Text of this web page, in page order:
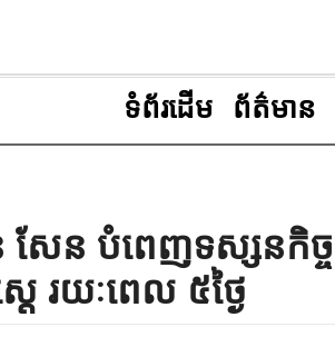
ទំព័រដើម ព័ត៌មាន
សែន បំពេញទស្សនកិច្
េ រយៈពេល ៥ថ្ងៃ